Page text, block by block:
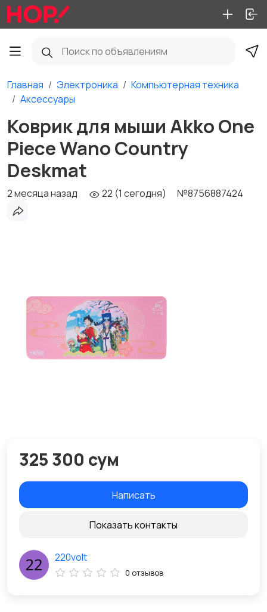
Главная Электроника
Компьютерная техника
Аксессуары
Коврик для мыши Akko One
Piece Wano Country
Deskmat
2 месяца назад 22 (1 сегодня) №8756887424
325 300 сум
Написать
Показать контакты
220volt
0 отзывов